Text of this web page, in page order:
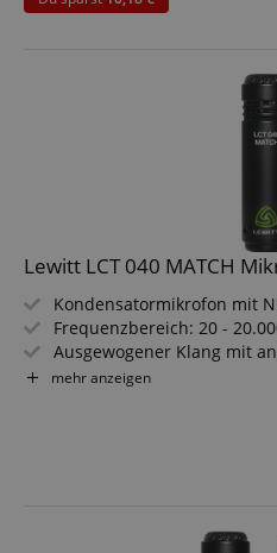
Lewitt LCT 040 MATCH
Kondensatormikrofon mit
Frequenzbereich: 20 -
Ausgewogener Klang mit
Langlebiges und leichtes
Inkl. Windschutz,
mehr anzeigen